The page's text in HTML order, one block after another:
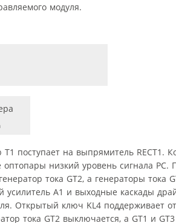
модуля.
поступает на выпрямитель RECT1.
низкий уровень сигнала PC.
тока GT2, а генераторы тока
A1 и выходные каскады
Открытый ключ KL4 поддерживает
тока GT2 выключается, а GT1 и